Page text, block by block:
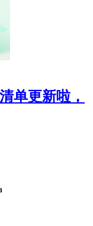
单更新啦，